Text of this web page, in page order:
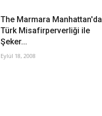
The Marmara Manhattan'da
Türk Misafirperverliği ile
Şeker...
Eylül 18, 2008